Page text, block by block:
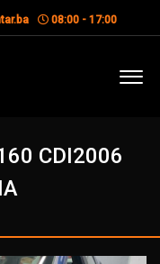
08:00 - 17:00
CDI2006